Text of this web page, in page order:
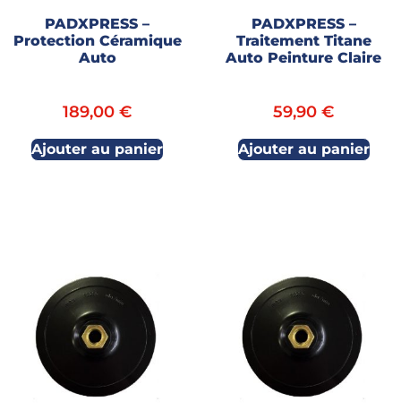
PADXPRESS –
Protection Céramique
Auto
189,00€
Ajouter au panier
PADXPRESS –
Traitement Titane
Auto Peinture Claire
59,90€
Ajouter au panier